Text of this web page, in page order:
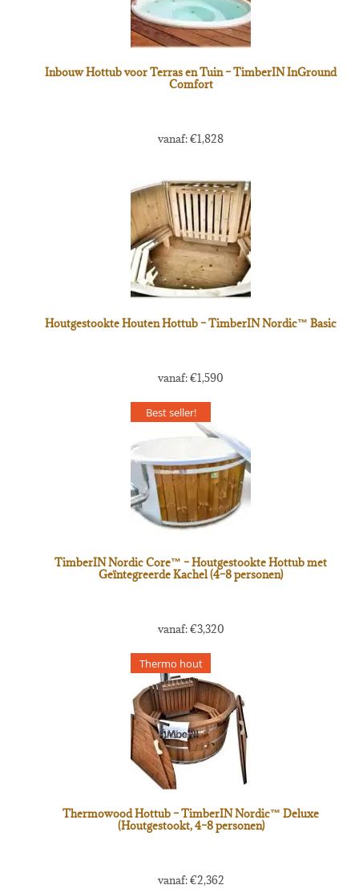
Inbouw Hottub voor Terras en Tuin – TimberIN InGround
Comfort
vanaf:€1,828
Houtgestookte Houten Hottub – TimberIN Nordic™ Basic
vanaf:€1,590
Best seller!
TimberIN Nordic Core™ – Houtgestookte Hottub met
Geïntegreerde Kachel (4–8 personen)
vanaf:€3,320
Thermo hout
Thermowood Hottub – TimberIN Nordic™ Deluxe
(Houtgestookt, 4–8 personen)
vanaf:€2,362